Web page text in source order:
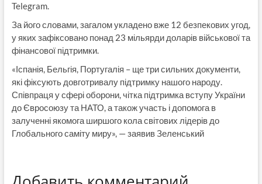
Telegram.
За його словами, загалом укладено вже 12 безпекових угод,
у яких зафіксовано понад 23 мільярди доларів військової та
фінансової підтримки.
«Іспанія, Бельгія, Португалія – ще три сильних документи,
які фіксують довготривалу підтримку нашого народу.
Співпраця у сфері оборони, чітка підтримка вступу України
до Євросоюзу та НАТО, а також участь і допомога в
залученні якомога ширшого кола світових лідерів до
Глобального саміту миру», — заявив Зеленський